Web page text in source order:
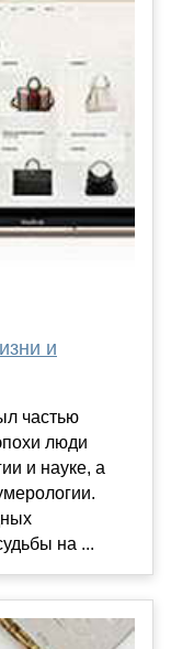
и
частью
люди
и науке, а
на ...